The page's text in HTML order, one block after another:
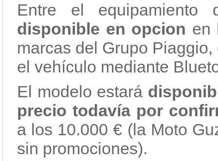
Entre el
disponible en opcion en
marcas del Grupo
el vehículo mediante
El modelo estará
precio todavía por
a los 10.000 € (la Moto
sin promociones).